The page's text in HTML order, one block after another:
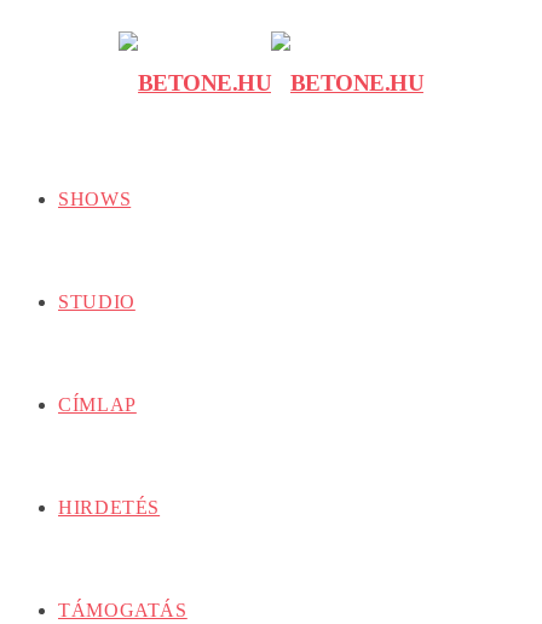
SHOWS
STUDIO
CÍMLAP
HIRDETÉS
TÁMOGATÁS